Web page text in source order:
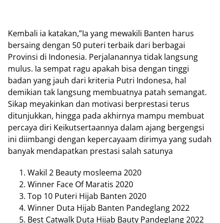
Kembali ia katakan,”Ia yang mewakili Banten harus
bersaing dengan 50 puteri terbaik dari berbagai
Provinsi di Indonesia. Perjalanannya tidak langsung
mulus. Ia sempat ragu apakah bisa dengan tinggi
badan yang jauh dari kriteria Putri Indonesa, hal
demikian tak langsung membuatnya patah semangat.
Sikap meyakinkan dan motivasi berprestasi terus
ditunjukkan, hingga pada akhirnya mampu membuat
percaya diri Keikutsertaannya dalam ajang bergengsi
ini diimbangi dengan kepercayaam dirimya yang sudah
banyak mendapatkan prestasi salah satunya
Wakil 2 Beauty mosleema 2020
Winner Face Of Maratis 2020
Top 10 Puteri Hijab Banten 2020
Winner Duta Hijab Banten Pandeglang 2022
Best Catwalk Duta Hijab Bauty Pandeglang 2022